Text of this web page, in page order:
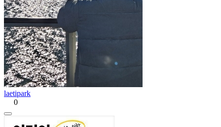
laetipark
0